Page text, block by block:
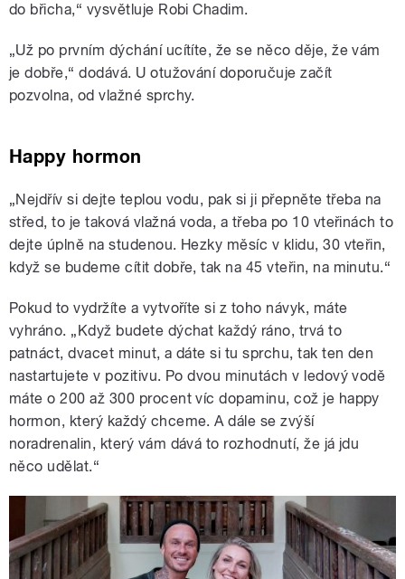
do břicha,“ vysvětluje Robi Chadim.
„Už po prvním dýchání ucítíte, že se něco děje, že vám
je dobře,“ dodává. U otužování doporučuje začít
pozvolna, od vlažné sprchy.
Happy hormon
„Nejdřív si dejte teplou vodu, pak si ji přepněte třeba na
střed, to je taková vlažná voda, a třeba po 10 vteřinách to
dejte úplně na studenou. Hezky měsíc v klidu, 30 vteřin,
když se budeme cítit dobře, tak na 45 vteřin, na minutu.“
Pokud to vydržíte a vytvoříte si z toho návyk, máte
vyhráno. „Když budete dýchat každý ráno, trvá to
patnáct, dvacet minut, a dáte si tu sprchu, tak ten den
nastartujete v pozitivu. Po dvou minutách v ledový vodě
máte o 200 až 300 procent víc dopaminu, což je happy
hormon, který každý chceme. A dále se zvýší
noradrenalin, který vám dává to rozhodnutí, že já jdu
něco udělat.“